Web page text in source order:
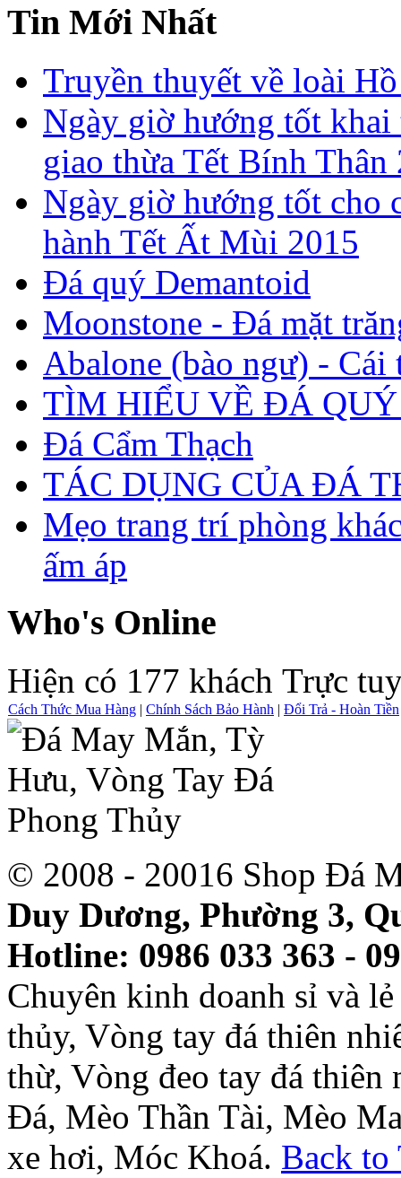
Tin Mới Nhất
Truyền thuyết về loài
Ngày giờ hướng tốt
giao thừa Tết Bính Thân
Ngày giờ hướng tốt cho
hành Tết Ất Mùi 2015
Đá quý Demantoid
Moonstone - Đá mặt
Abalone (bào ngư) - Cái
TÌM HIỂU VỀ ĐÁ QUÝ
Đá Cẩm Thạch
TÁC DỤNG CỦA ĐÁ
Mẹo trang trí phòng
ấm áp
Who's Online
Hiện có 177 khách Trực
Cách Thức Mua Hàng | Chính Sách Bảo Hành | Đổi Trả - Hoàn Tiền
© 2008 - 20016 Shop Đá
Duy Dương, Phường 3,
Hotline: 0986 033 363 -
Chuyên kinh doanh sỉ và
thủy, Vòng tay đá thiên
thừ, Vòng đeo tay đá thiên
Đá, Mèo Thần Tài, Mèo
xe hơi, Móc Khoá. Back to